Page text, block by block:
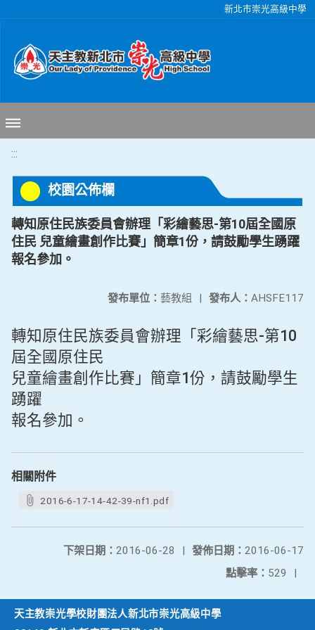
新北市崇光高級中學
:::
校園公佈欄
轉知原住民族委員會辦理「彩繪藝思-第10屆全國原
住民 兒童繪畫創作比賽」簡章1份，請鼓勵學生踴躍
報名參加。
發布人： AHSFE117
發布單位： 藝教組 |
轉知原住民族委員會辦理「彩繪藝思-第10
屆全國原住民
兒童繪畫創作比賽」簡章1份，請鼓勵學生
踴躍
報名參加。
相關附件
2016-6-17-14-42-39-nf1.pdf
發佈日期： 2016-06-17
下架日期： 2016-06-28
|
點擊率： 529 |
天主教崇光學校財團法人新北市崇光高級中學